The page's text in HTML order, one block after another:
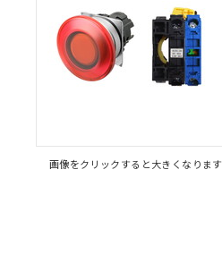
画像をクリックすると大きくなります